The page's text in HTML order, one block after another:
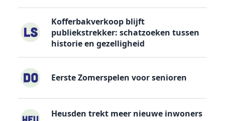
Kofferbakverkoop blijft
publiekstrekker: schatzoeken tussen
historie en gezelligheid
Eerste Zomerspelen voor senioren
Heusden trekt meer nieuwe inwoners